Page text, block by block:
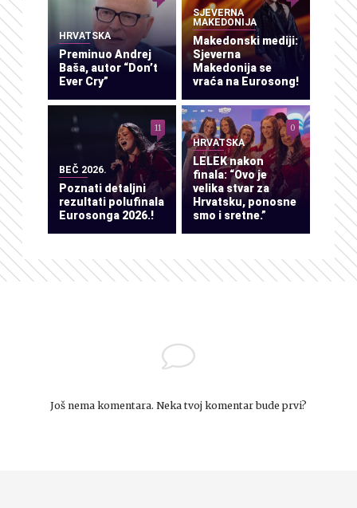
HRVATSKA
Preminuo Andrej
Baša, autor “Don’t
Ever Cry”
SJEVERNA
MAKEDONIJA
Makedonski mediji:
Sjeverna
Makedonija se
vraća na Eurosong!
BEČ 2026.
Poznati detaljni
rezultati polufinala
Eurosonga 2026.!
11
HRVATSKA
LELEK nakon
finala: “Ovo je
velika stvar za
Hrvatsku, ponosne
smo i sretne.”
0
Još nema komentara. Neka tvoj komentar bude prvi?